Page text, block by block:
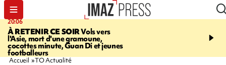
20:06
À RETENIR CE SOIRVols vers
l'Asie, mort d'une gramoune,
cocottes minute, Guan Di et jeunes
footballeurs
07:22
Squale condamné à
Accueil TO Actualité